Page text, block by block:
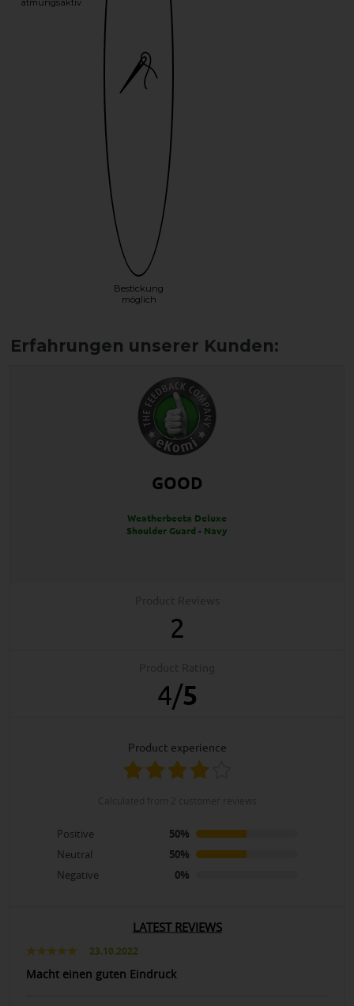
atmungsaktiv
Bestickung
möglich
GOOD
Weatherbeeta Deluxe
Shoulder Guard - Navy
2
4/5
product experience
Positive
50%
Neutral
50%
Negative
0%
LATEST REVIEWS
23.10.2022
Macht einen guten Eindruck